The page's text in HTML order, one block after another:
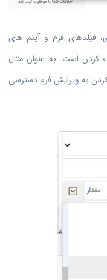
فیلدهای فرم و آیتم های
کردن است. به عنوان مثال
کردن به ویرایش فرم دسترسی